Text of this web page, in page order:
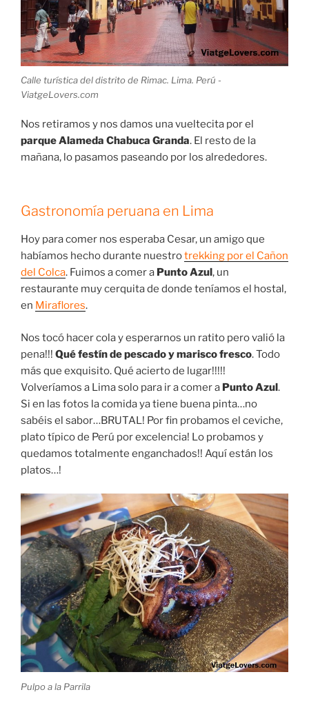
Calle turística del distrito de Rimac. Lima. Perú -
ViatgeLovers.com
Nos retiramos y nos damos una vueltecita por el
parque Alameda Chabuca Granda. El resto de la
mañana, lo pasamos paseando por los alrededores.
Gastronomía peruana en Lima
Hoy para comer nos esperaba Cesar, un amigo que
habíamos hecho durante nuestrotrekking por el Cañon
del Colca. Fuimos a comer a Punto Azul , un
restaurante muy cerquita de donde teníamos el hostal,
en Miraflores.
Nos tocó hacer cola y esperarnos un ratito pero valió la
pena!!! Qué festín de pescado y marisco fresco. Todo
más que exquisito. Qué acierto de lugar!!!!!
Volveríamos a Lima solo para ir a comer a Punto Azul.
Si en las fotos la comida ya tiene buena pinta…no
sabéis el sabor…BRUTAL! Por fin probamos el ceviche,
plato típico de Perú por excelencia! Lo probamos y
quedamos totalmente enganchados!! Aquí están los
platos…!
Pulpo a la Parrila